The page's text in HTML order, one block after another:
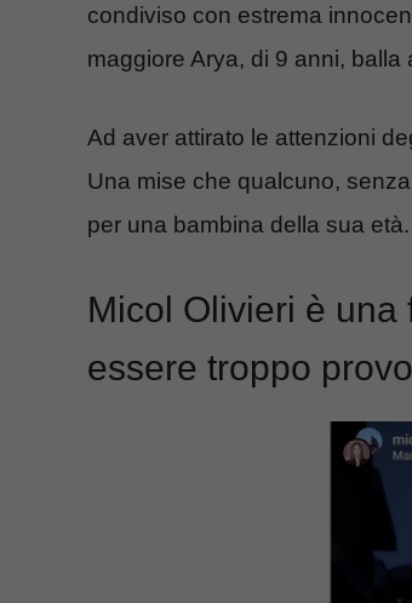
condiviso con estrema
maggiore Arya, di 9 anni,
Ad aver attirato le attenzioni
Una mise che qualcuno,
per una bambina della sua
Micol Olivieri è una
essere troppo